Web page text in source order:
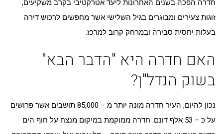
הבא"
הנדל"ן?
חדרה הפכה בשנים האחרונות ליעד אטרקטיבי בקרב משקיעים,
זוגות צעירים ומבוגרים בגיל השלישי אשר מחפשים לרכוש דירה
בעלות יחסית סבירה ובמרחק קרוב למרכז.
האם חדרה היא "הדבר הבא"
בשוק הנדל"ן?
נכון להיום, העיר חדרה מונה יותר מ – 85,000 תושבים אשר פרושים
על כ – 53 אלף דונם. חדרה ממוקמת במיקום מנצח על חוף הים